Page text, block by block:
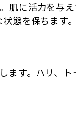
肌に活力を与
態を保ちます。
ます。ハリ、